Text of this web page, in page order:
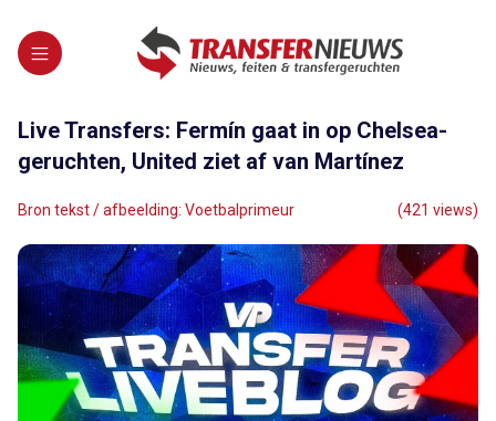
Live Transfers: Fermín gaat in op Chelsea-
geruchten, United ziet af van Martínez
Bron tekst / afbeelding: Voetbalprimeur (421 views)